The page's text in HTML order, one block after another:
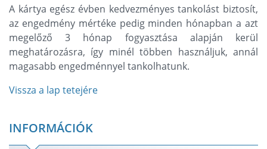
A kártya egész évben kedvezményes tankolást biztosít,
az engedmény mértéke pedig minden hónapban a azt
megelőző 3 hónap fogyasztása alapján kerül
meghatározásra, így minél többen használjuk, annál
magasabb engedménnyel tankolhatunk.
Vissza a lap tetejére
INFORMÁCIÓK